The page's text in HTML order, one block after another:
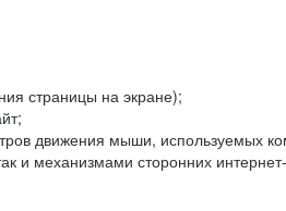
страницы на экране);
движения мыши, используемых
и механизмами сторонних